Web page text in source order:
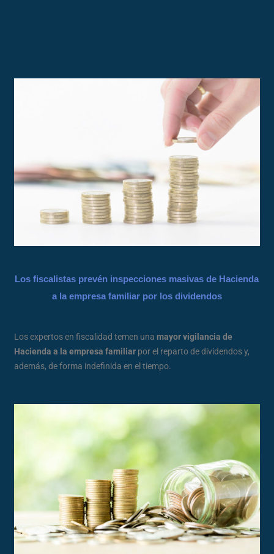
Los fiscalistas prevén inspecciones masivas de Hacienda
a la empresa familiar por los dividendos
Los expertos en fiscalidad temen unamayor vigilancia de
Hacienda a la empresa familiar por el reparto de dividendos y,
además, de forma indefinida en el tiempo.